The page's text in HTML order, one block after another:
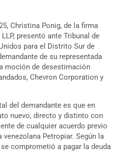
Christina Ponig, de la firma
presentó ante Tribunal de
para el Distrito Sur de
de su representada
moción de desestimación
Chevron Corporation y
del demandante es que en
nuevo, directo y distinto con
de cualquier acuerdo previo
Petropiar. Según la
comprometió a pagar la deuda